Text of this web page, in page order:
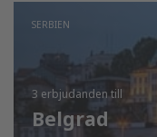
SERBIEN
3 erbjudandentill
Belgrad